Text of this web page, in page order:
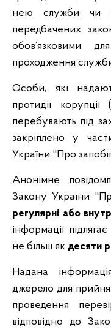
нею служби чи
передбачених
обов’язковими
проходження
Особи, які
протидії
перебувають під
закріплено у
України "Про
Анонімне
Закону України
регулярні або
інформації
не більш як десяти
Надана
джерело для
проведення
відповідно до